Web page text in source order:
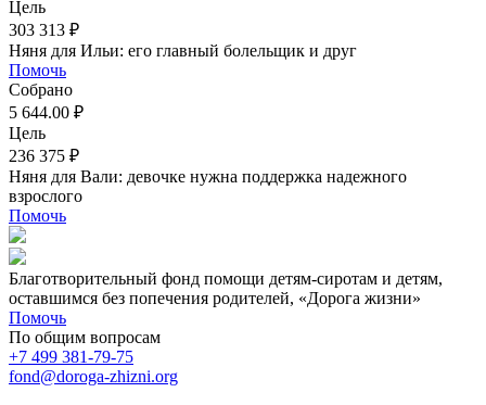
Цель
303 313 ₽
Няня для Ильи: его главный болельщик и друг
Помочь
Собрано
5 644.00 ₽
Цель
236 375 ₽
Няня для Вали: девочке нужна поддержка надежного
взрослого
Помочь
Благотворительный фонд помощи детям-сиротам и детям,
оставшимся без попечения родителей, «Дорога жизни»
Помочь
По общим вопросам
+7 499 381-79-75
fond@doroga-zhizni.org